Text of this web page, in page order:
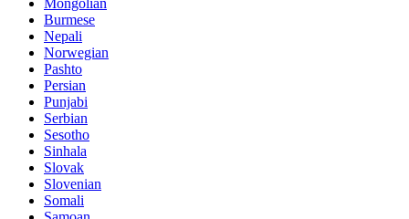
Mongolian
Burmese
Nepali
Norwegian
Pashto
Persian
Punjabi
Serbian
Sesotho
Sinhala
Slovak
Slovenian
Somali